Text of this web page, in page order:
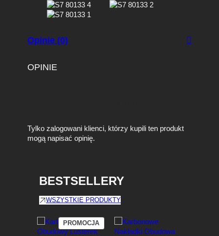
IOpinie (0)
OPINIE
Tylko zalogowani klienci, którzy kupili ten produkt
mogą napisać opinię.
BESTSELLERY
WSZYSTKIE PRODUKTY
PROMOCJAPRODUKT
W